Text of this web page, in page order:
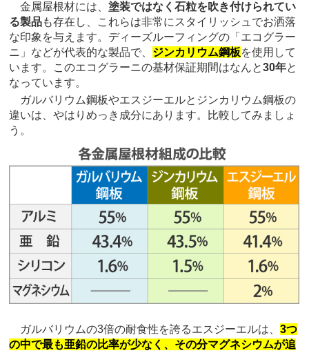
金属屋根材には、塗装ではなく石粒を吹き付けられてい
る製品も存在し、これらは非常にスタイリッシュでお洒落
な印象を与えます。ディーズルーフィングの「エコグラー
ニ」などが代表的な製品で、 ジンカリウム鋼板を使用して
います。このエコグラーニの基材保証期間はなんと30年と
なっています。
ガルバリウム鋼板やエスジーエルとジンカリウム鋼板の
違いは、やはりめっき成分にあります。比較してみましょ
う。
ガルバリウムの3倍の耐食性を誇るエスジーエルは、3つ
の中で最も亜鉛の比率が少なく、その分マグネシウムが追